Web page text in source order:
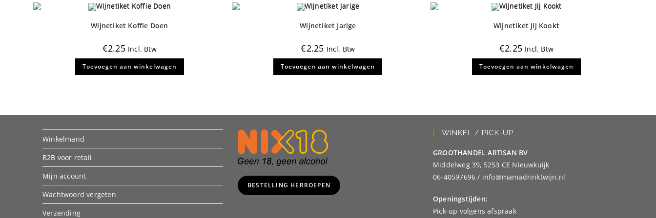
de
productpagina
Wijnetiket Koffie Doen
€2.25 Incl. Btw
Toevoegen aan winkelwagen
Wijnetiket Jarige
€2.25 Incl. Btw
Toevoegen aan winkelwagen
Wijnetiket Jij Kookt
€2.25 Incl. Btw
Toevoegen aan winkelwagen
Winkelmand
B2B voor retail
Mijn account
Wachtwoord vergeten
Verzending
BESTELLING HERROEPEN
WINKEL / PICK-UP
GROOTHANDEL ARTISAN BV
Middelweg 39, 5253 CE Nieuwkuijk
06-40597696 / info@mamadrinktwijn.nl
Openingstijden:
Pick-up volgens afspraak